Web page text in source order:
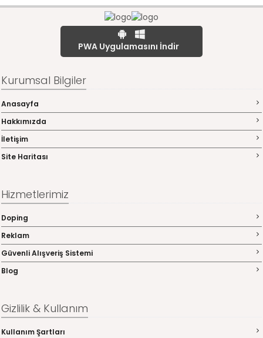
PWA Uygulamasını İndir
Kurumsal Bilgiler
Anasayfa
Hakkımızda
İletişim
Site Haritası
Hizmetlerimiz
Doping
Reklam
Güvenli Alışveriş Sistemi
Blog
Gizlilik & Kullanım
Kullanım Şartları